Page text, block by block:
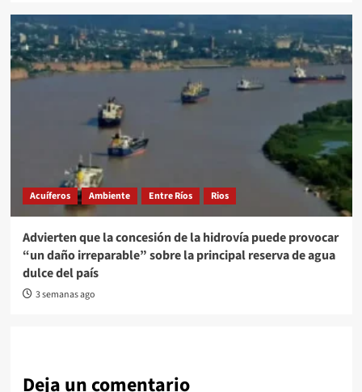
Acuíferos Ambiente Entre Ríos Rios
Advierten que la concesión de la hidrovía puede provocar
“un daño irreparable” sobre la principal reserva de agua
dulce del país
3 semanas ago
Deja un comentario